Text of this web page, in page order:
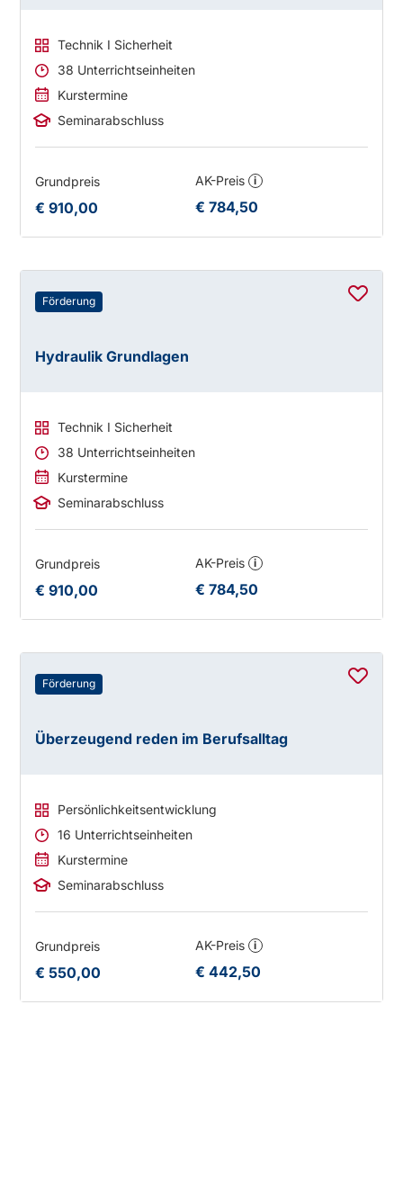
Technik I Sicherheit
38 Unterrichtseinheiten
Kurstermine
Seminarabschluss
Grundpreis
€ 910,00
AK-Preis i
€ 784,50
Förderung
Hydraulik Grundlagen
Technik I Sicherheit
38 Unterrichtseinheiten
Kurstermine
Seminarabschluss
Grundpreis
€ 910,00
AK-Preis i
€ 784,50
Förderung
Überzeugend reden im Berufsalltag
Persönlichkeitsentwicklung
16 Unterrichtseinheiten
Kurstermine
Seminarabschluss
Grundpreis
€ 550,00
AK-Preis i
€ 442,50